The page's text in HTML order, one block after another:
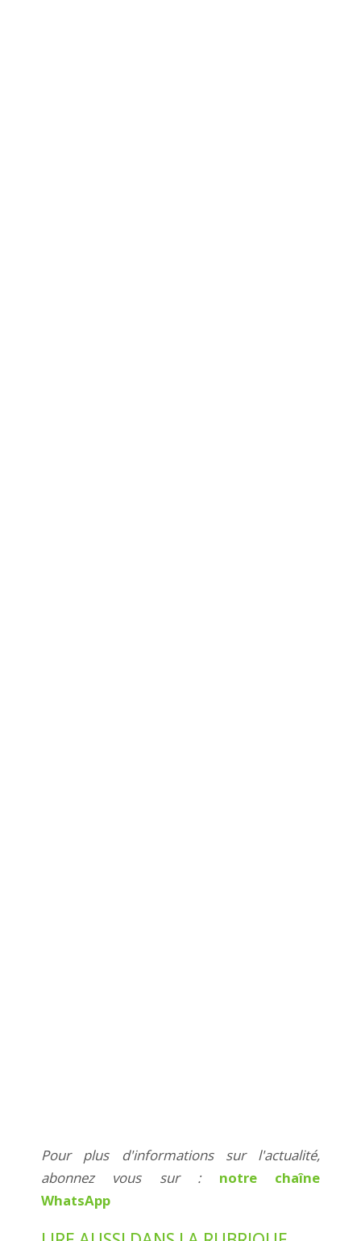
Pour plus d'informations sur l'actualité,
abonnez vous sur : notre chaîne
WhatsApp